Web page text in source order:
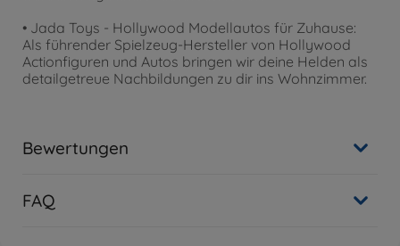
• Jada Toys - Hollywood Modellautos für Zuhause:
Als führender Spielzeug-Hersteller von Hollywood
Actionfiguren und Autos bringen wir deine Helden als
detailgetreue Nachbildungen zu dir ins Wohnzimmer.
Bewertungen
FAQ